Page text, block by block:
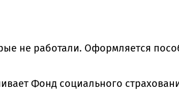
не работали. Оформляется
Фонд социального